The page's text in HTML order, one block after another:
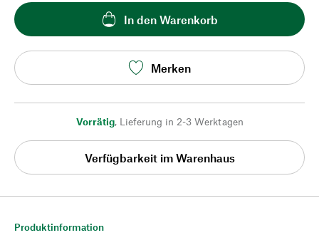
In den Warenkorb
Merken
Vorrätig, Lieferung in 2-3 Werktagen
Verfügbarkeit im Warenhaus
Produktinformation